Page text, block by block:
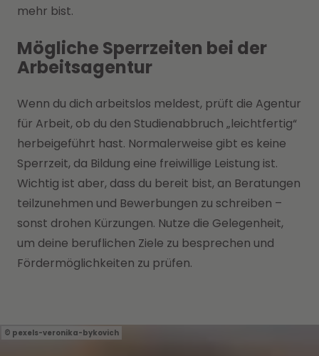
mehr bist.
Mögliche Sperrzeiten bei der
Arbeitsagentur
Wenn du dich arbeitslos meldest, prüft die Agentur
für Arbeit, ob du den Studienabbruch „leichtfertig“
herbeigeführt hast. Normalerweise gibt es keine
Sperrzeit, da Bildung eine freiwillige Leistung ist.
Wichtig ist aber, dass du bereit bist, an Beratungen
teilzunehmen und Bewerbungen zu schreiben –
sonst drohen Kürzungen. Nutze die Gelegenheit,
um deine beruflichen Ziele zu besprechen und
Fördermöglichkeiten zu prüfen.
pexels-veronika-bykovich